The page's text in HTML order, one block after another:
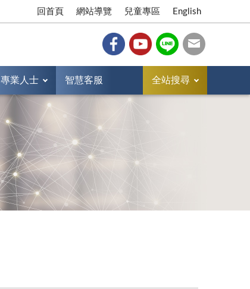
回首頁 網站導覽 兒童專區 English
專業人士 智慧客服 全站搜尋